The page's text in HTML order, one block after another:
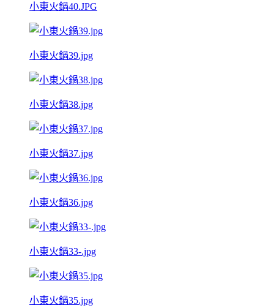
小東火鍋40.JPG
小東火鍋39.jpg
小東火鍋38.jpg
小東火鍋37.jpg
小東火鍋36.jpg
小東火鍋33-.jpg
小東火鍋35.jpg